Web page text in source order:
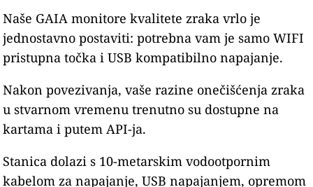
Naše GAIA monitore kvalitete zraka vrlo je
jednostavno postaviti: potrebna vam je samo WIFI
pristupna točka i USB kompatibilno napajanje.
Nakon povezivanja, vaše razine onečišćenja zraka
u stvarnom vremenu trenutno su dostupne na
kartama i putem API-ja.
Stanica dolazi s 10-metarskim vodootpornim
kabelom za napajanje, USB napajanjem, opremom